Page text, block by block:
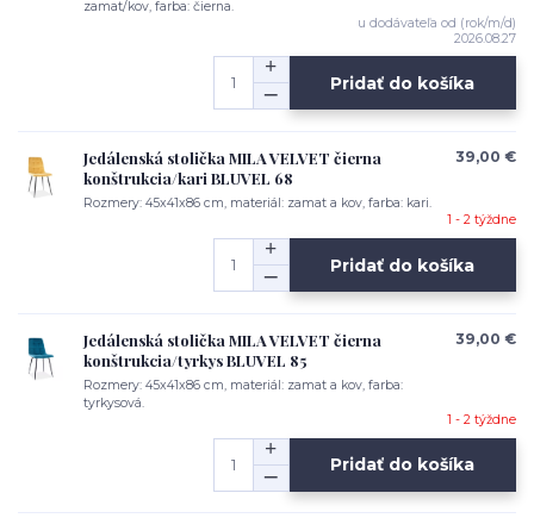
zamat/kov, farba: čierna.
u dodávateľa od (rok/m/d)
2026.08.27
Pridať do košíka
Jedálenská stolička MILA VELVET čierna
konštrukcia/kari BLUVEL 68
Rozmery: 45x41x86 cm, materiál: zamat a kov, farba: kari.
39,00 €
1 - 2 týždne
Pridať do košíka
Jedálenská stolička MILA VELVET čierna
konštrukcia/tyrkys BLUVEL 85
Rozmery: 45x41x86 cm, materiál: zamat a kov, farba:
tyrkysová.
39,00 €
1 - 2 týždne
Pridať do košíka